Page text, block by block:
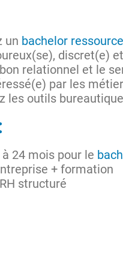
un bachelor
discret(e)
relationnel et le
par les
les outils
24 mois pour le
+ formation
structuré